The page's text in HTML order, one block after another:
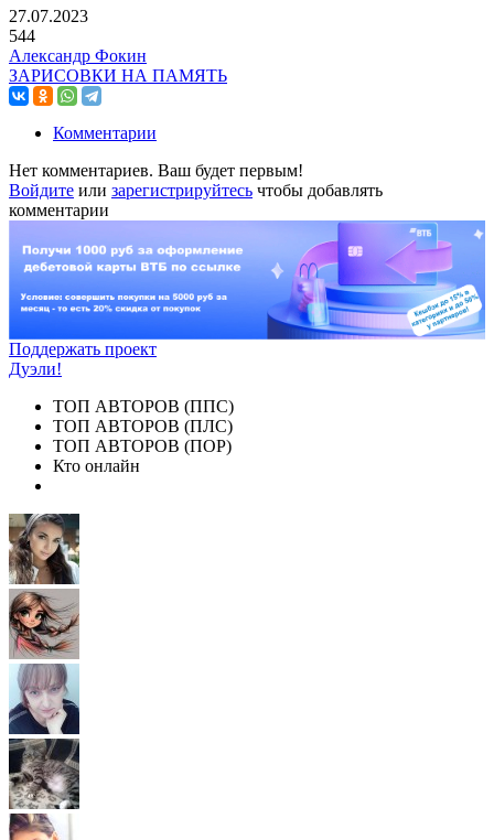
27.07.2023
544
Александр Фокин
ЗАРИСОВКИ НА ПАМЯТЬ
Комментарии
Нет комментариев. Ваш будет первым!
Войдите или зарегистрируйтесь чтобы добавлять
комментарии
Поддержать проект
Дуэли!
ТОП АВТОРОВ (ППС)
ТОП АВТОРОВ (ПЛС)
ТОП АВТОРОВ (ПОР)
Кто онлайн